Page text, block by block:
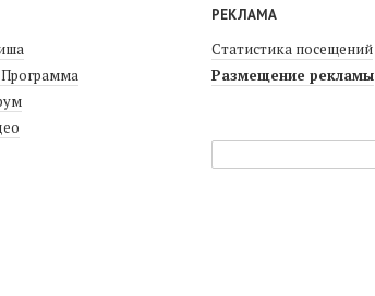
РЕКЛАМА
Статистика посещений
Размещение рекламы